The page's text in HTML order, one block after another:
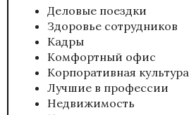
Деловые поездки
Здоровье сотрудников
Кадры
Комфортный офис
Корпоративная культура
Лучшие в профессии
Недвижимость